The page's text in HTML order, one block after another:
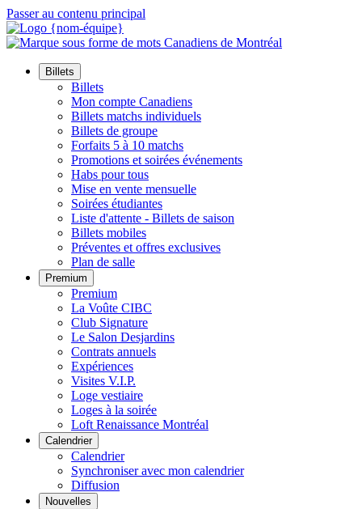
Passer au contenu principal
Billets
Billets
Mon compte Canadiens
Billets matchs individuels
Billets de groupe
Forfaits 5 à 10 matchs
Promotions et soirées événements
Habs pour tous
Mise en vente mensuelle
Soirées étudiantes
Liste d'attente - Billets de saison
Billets mobiles
Préventes et offres exclusives
Plan de salle
Premium
Premium
La Voûte CIBC
Club Signature
Le Salon Desjardins
Contrats annuels
Expériences
Visites V.I.P.
Loge vestiaire
Loges à la soirée
Loft Renaissance Montréal
Calendrier
Calendrier
Synchroniser avec mon calendrier
Diffusion
Nouvelles